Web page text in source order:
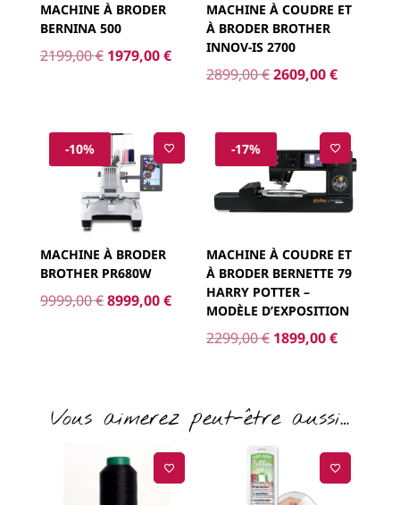
MACHINE À BRODER
BERNINA 500
2199,00€ Le
2199,00 €.
1979,00€Le
1979,00 €.
MACHINE À COUDRE ET
À BRODER BROTHER
INNOV-IS 2700
2899,00€Le
2899,00 €.
2609,00€Le
est :
2609,00
-10%
MACHINE À BRODER
BROTHER PR680W
9999,00€Le
8999,00€Le
actuel
-17%
MACHINE À COUDRE ET
À BRODER BERNETTE 79
HARRY POTTER –
MODÈLE D’EXPOSITION
2299,00€ Le
2299,00 €.
1899,00€Le
1899,00
Vous aimerez peut-être aussi…